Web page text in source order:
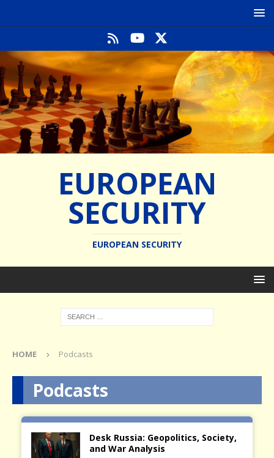
EUROPEAN
SECURITY
EUROPEAN SECURITY
HOME Podcasts
Podcasts
Desk Russia: Geopolitics, Society,
and War Analysis